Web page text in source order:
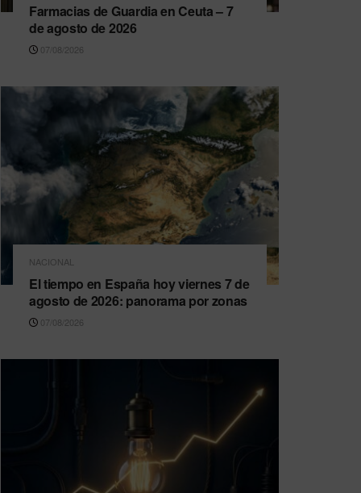
Farmacias de Guardia en Ceuta – 7
de agosto de 2026
07/08/2026
NACIONAL
El tiempo en España hoy viernes 7 de
agosto de 2026: panorama por zonas
07/08/2026